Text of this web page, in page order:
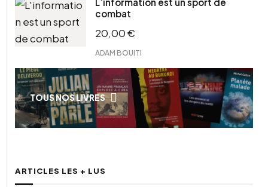
combat
20,00€
ADAM BOUITI
TOUS NOS LIVRES
ARTICLES LES + LUS